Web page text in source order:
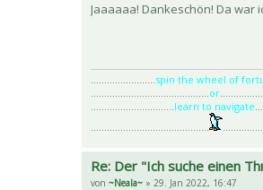
Jaaaaaa! Dankeschön! Da war
spin the wheel of
or
learn to navigate
Re: Der "Ich suche einen
von ~Neala~ » 29. Jan 2022, 16:47